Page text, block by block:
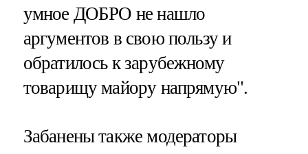
умное ДОБРО не нашло
аргументов в свою пользу и
обратилось к зарубежному
товарищу майору напрямую".
Забанены также модераторы